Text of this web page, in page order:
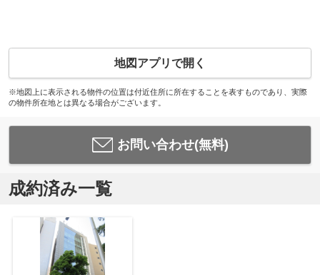
地図アプリで開く
※地図上に表示される物件の位置は付近住所に所在することを表すものであり、実際
の物件所在地とは異なる場合がございます。
お問い合わせ(無料)
成約済み一覧